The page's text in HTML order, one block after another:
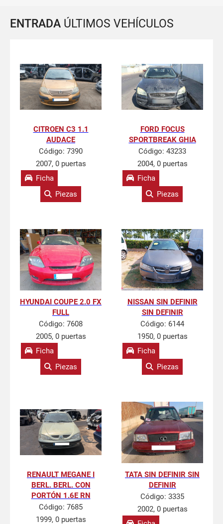
ENTRADA ÚLTIMOS VEHÍCULOS
CITROEN C3 1.1
AUDACE
Código: 7390
2007, 0 puertas
Ficha
Piezas
FORD FOCUS
SPORTBREAK GHIA
Código: 43233
2004, 0 puertas
Ficha
Piezas
HYUNDAI COUPE 2.0 FX
FULL
Código: 7608
2005, 0 puertas
Ficha
Piezas
NISSAN SIN DEFINIR
SIN DEFINIR
Código: 6144
1950, 0 puertas
Ficha
Piezas
RENAULT MEGANE I
BERL. BERL. CON
PORTÓN 1.6E RN
Código: 7685
1999, 0 puertas
TATA SIN DEFINIR SIN
DEFINIR
Código: 3335
2002, 0 puertas